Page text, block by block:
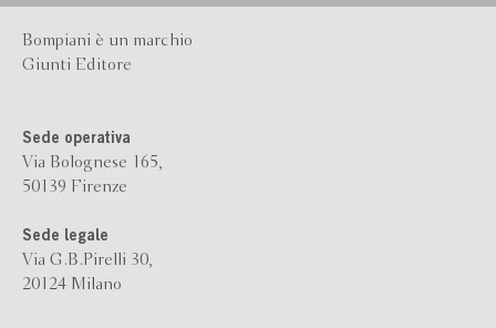
Bompiani è un marchio
Giunti Editore
Sede operativa
Via Bolognese 165,
50139 Firenze
Sede legale
Via G.B.Pirelli 30,
20124 Milano